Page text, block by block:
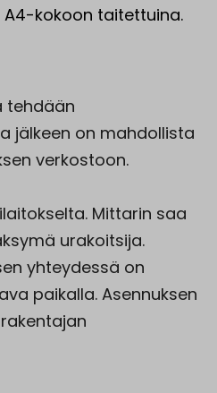
kokoon taitettuina.
tehdään
jälkeen on mahdollista
verkostoon.
Mittarin saa
urakoitsija.
yhteydessä on
paikalla. Asennuksen